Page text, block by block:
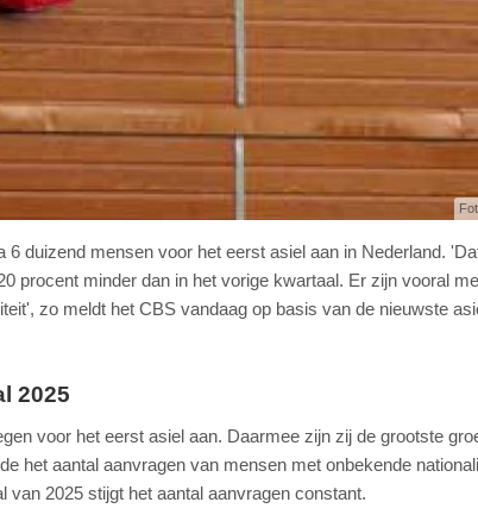
6 duizend mensen voor het eerst asiel aan in Nederland.
procent minder dan in het vorige kwartaal. Er zijn vooral
zo meldt het CBS vandaag op basis van de nieuwste
2025
voor het eerst asiel aan. Daarmee zijn zij de grootste
het aantal aanvragen van mensen met onbekende
2025 stijgt het aantal aanvragen constant.